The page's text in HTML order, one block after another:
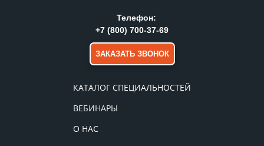
КАТАЛОГ СПЕЦИАЛЬНОСТЕЙ
ВЕБИНАРЫ
О НАС
Телефон:
+7 (800) 700-37-69
ЗАКАЗАТЬ ЗВОНОК